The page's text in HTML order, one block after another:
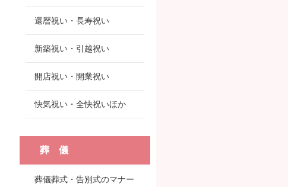
還暦祝い・長寿祝い
新築祝い・引越祝い
開店祝い・開業祝い
快気祝い・全快祝いほか
葬 儀
葬儀葬式・告別式のマナー